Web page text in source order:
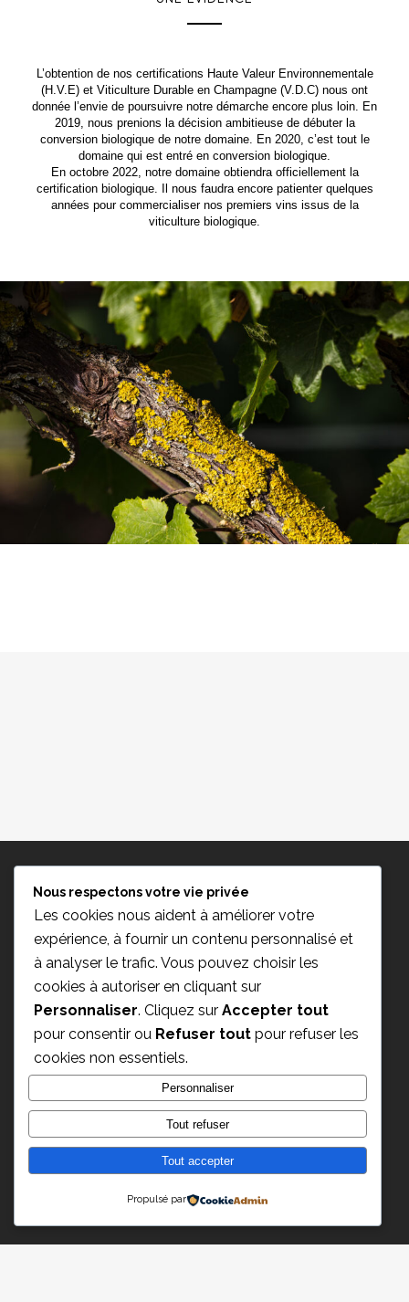
L’obtention de nos certifications Haute Valeur Environnementale
(H.V.E) et Viticulture Durable en Champagne (V.D.C) nous ont
donnée l’envie de poursuivre notre démarche encore plus loin. En
2019, nous prenions la décision ambitieuse de débuter la
conversion biologique de notre domaine. En 2020, c’est tout le
domaine qui est entré en conversion biologique.
En octobre 2022, notre domaine obtiendra officiellement la
certification biologique. Il nous faudra encore patienter quelques
années pour commercialiser nos premiers vins issus de la
viticulture biologique.
Champagne Paul Déthune
Email : info@champagne-dethune.com
Nous respectons votre vie privée
Les cookies nous aident à améliorer votre
expérience, à fournir un contenu personnalisé et
à analyser le trafic. Vous pouvez choisir les
cookies à autoriser en cliquant sur
Personnaliser. Cliquez sur Accepter tout
pour consentir ou Refuser tout pour refuser les
cookies non essentiels.
Personnaliser
Tout refuser
Tout accepter
Propulsé par